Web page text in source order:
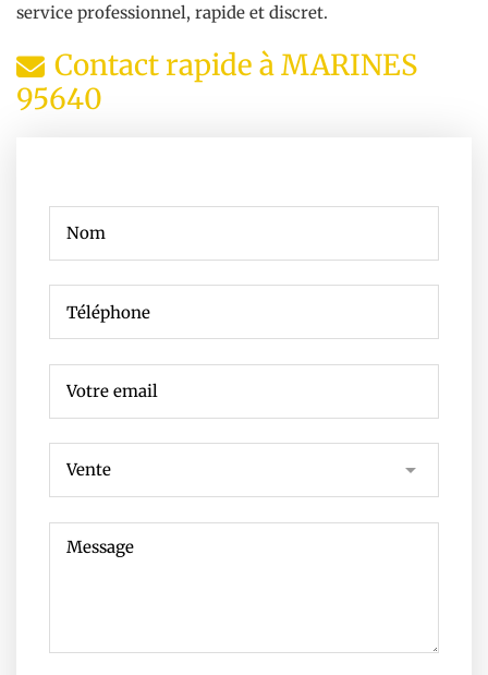
service professionnel, rapide et discret.
Contact rapide à MARINES
95640